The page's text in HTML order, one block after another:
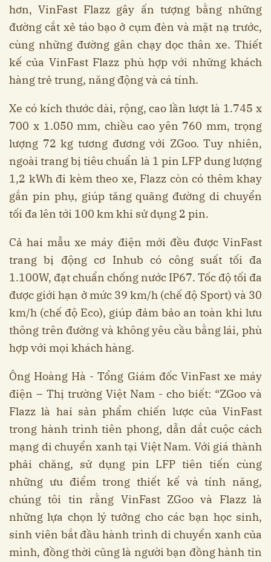
hơn, VinFast Flazz gây ấn tượng bằng những
đường cắt xẻ táo bạo ở cụm đèn và mặt nạ trước,
cùng những đường gân chạy dọc thân xe. Thiết
kế của VinFast Flazz phù hợp với những khách
hàng trẻ trung, năng động và cá tính.
Xe có kích thước dài, rộng, cao lần lượt là 1.745 x
700 x 1.050 mm, chiều cao yên 760 mm, trọng
lượng 72 kg tương đương với ZGoo. Tuy nhiên,
ngoài trang bị tiêu chuẩn là 1 pin LFP dung lượng
1,2 kWh đi kèm theo xe, Flazz còn có thêm khay
gắn pin phụ, giúp tăng quãng đường di chuyển
tối đa lên tới 100 km khi sử dụng 2 pin.
Cả hai mẫu xe máy điện mới đều được VinFast
trang bị động cơ Inhub có công suất tối đa
1.100W, đạt chuẩn chống nước IP67. Tốc độ tối đa
được giới hạn ở mức 39 km/h (chế độ Sport) và 30
km/h (chế độ Eco), giúp đảm bảo an toàn khi lưu
thông trên đường và không yêu cầu bằng lái, phù
hợp với mọi khách hàng.
Ông Hoàng Hà - Tổng Giám đốc VinFast xe máy
điện – Thị trường Việt Nam - cho biết: “ZGoo và
Flazz là hai sản phẩm chiến lược của VinFast
trong hành trình tiên phong, dẫn dắt cuộc cách
mạng di chuyển xanh tại Việt Nam. Với giá thành
phải chăng, sử dụng pin LFP tiên tiến cùng
những ưu điểm trong thiết kế và tính năng,
chúng tôi tin rằng VinFast ZGoo và Flazz là
những lựa chọn lý tưởng cho các bạn học sinh,
sinh viên bắt đầu hành trình di chuyển xanh của
mình, đồng thời cũng là người bạn đồng hành tin